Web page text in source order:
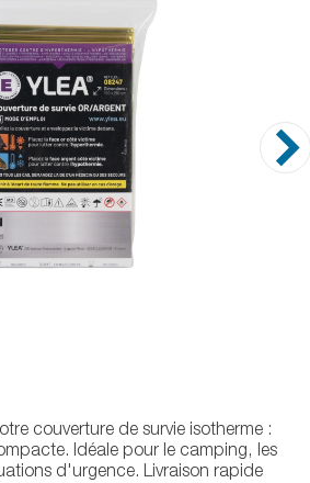
couverture de survie isotherme :
Idéale pour le camping, les
d'urgence. Livraison rapide